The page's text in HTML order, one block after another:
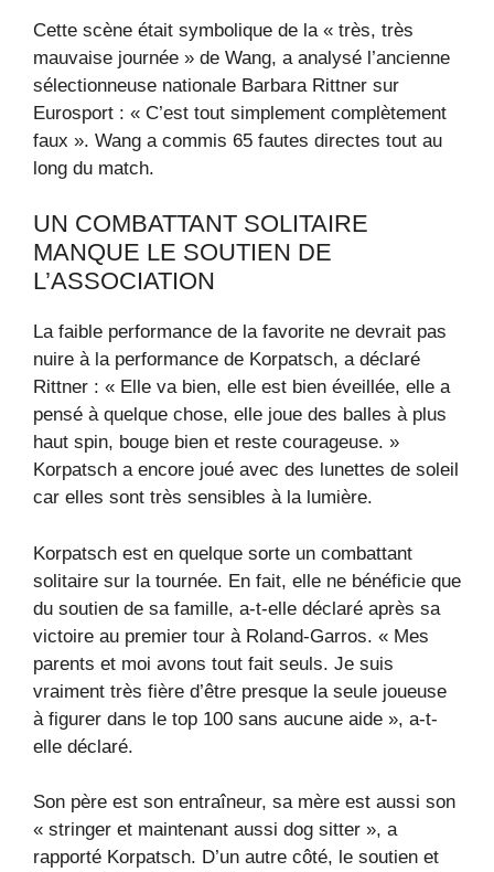
Cette scène était symbolique de la « très, très
mauvaise journée » de Wang, a analysé l’ancienne
sélectionneuse nationale Barbara Rittner sur
Eurosport : « C’est tout simplement complètement
faux ». Wang a commis 65 fautes directes tout au
long du match.
UN COMBATTANT SOLITAIRE
MANQUE LE SOUTIEN DE
L’ASSOCIATION
La faible performance de la favorite ne devrait pas
nuire à la performance de Korpatsch, a déclaré
Rittner : « Elle va bien, elle est bien éveillée, elle a
pensé à quelque chose, elle joue des balles à plus
haut spin, bouge bien et reste courageuse. »
Korpatsch a encore joué avec des lunettes de soleil
car elles sont très sensibles à la lumière.
Korpatsch est en quelque sorte un combattant
solitaire sur la tournée. En fait, elle ne bénéficie que
du soutien de sa famille, a-t-elle déclaré après sa
victoire au premier tour à Roland-Garros. « Mes
parents et moi avons tout fait seuls. Je suis
vraiment très fière d’être presque la seule joueuse
à figurer dans le top 100 sans aucune aide », a-t-
elle déclaré.
Son père est son entraîneur, sa mère est aussi son
« stringer et maintenant aussi dog sitter », a
rapporté Korpatsch. D’un autre côté, le soutien et